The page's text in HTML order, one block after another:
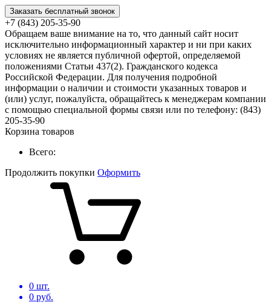
Заказать бесплатный звонок
+7 (843) 205-35-90
Обращаем ваше внимание на то, что данный сайт носит
исключительно информационный характер и ни при каких
условиях не является публичной офертой, определяемой
положениями Статьи 437(2). Гражданского кодекса
Российской Федерации. Для получения подробной
информации о наличии и стоимости указанных товаров и
(или) услуг, пожалуйста, обращайтесь к менеджерам компании
с помощью специальной формы связи или по телефону: (843)
205-35-90
Корзина товаров
Всего:
Продолжить покупки Оформить
0 шт.
0 руб.